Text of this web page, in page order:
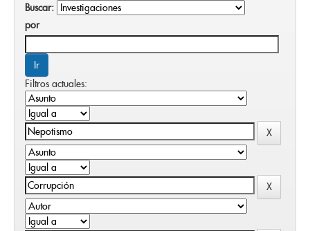
Buscar:
por
Filtros actuales: